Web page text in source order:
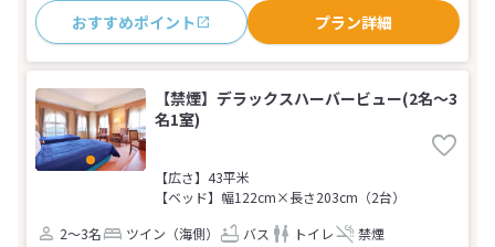
おすすめポイント プラン詳細
【禁煙】デラックスハーバービュー(2名～3
名1室)
【広さ】43平米
【ベッド】幅122cm×長さ203cm（2台）
2～3名
ツイン（海側） バス トイレ 禁煙